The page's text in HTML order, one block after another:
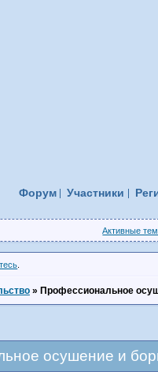
Форум Участники
Активные
» Профессиональное
осушение и